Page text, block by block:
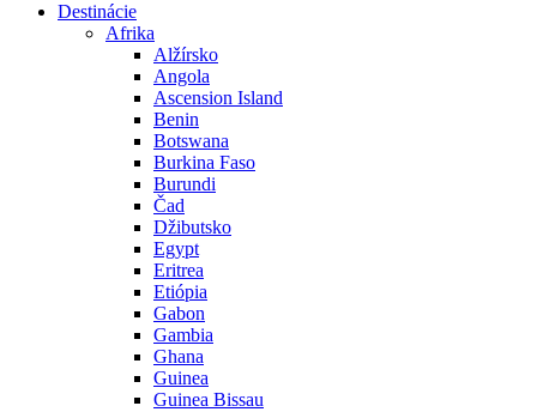
Destinácie
Afrika
Alžírsko
Angola
Ascension Island
Benin
Botswana
Burkina Faso
Burundi
Čad
Džibutsko
Egypt
Eritrea
Etiópia
Gabon
Gambia
Ghana
Guinea
Guinea Bissau